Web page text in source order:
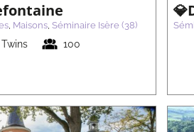
, Maisons, Séminaire Isère (38)
100